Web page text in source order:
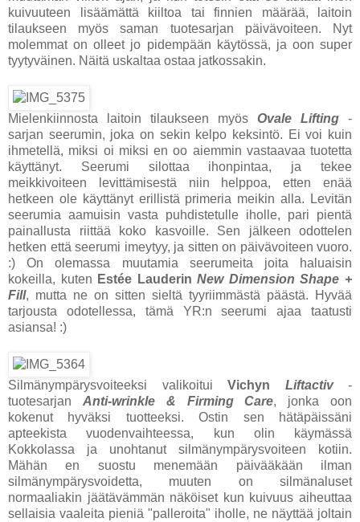
kuivuuteen lisäämättä kiiltoa tai finnien määrää, laitoin
tilaukseen myös saman tuotesarjan päivävoiteen. Nyt
molemmat on olleet jo pidempään käytössä, ja oon super
tyytyväinen. Näitä uskaltaa ostaa jatkossakin.
Mielenkiinnosta laitoin tilaukseen myös Ovale Lifting -
sarjan seerumin, joka on sekin kelpo keksintö. Ei voi kuin
ihmetellä, miksi oi miksi en oo aiemmin vastaavaa tuotetta
käyttänyt. Seerumi silottaa ihonpintaa, ja tekee
meikkivoiteen levittämisestä niin helppoa, etten enää
hetkeen ole käyttänyt erillistä primeria meikin alla. Levitän
seerumia aamuisin vasta puhdistetulle iholle, pari pientä
painallusta riittää koko kasvoille. Sen jälkeen odottelen
hetken että seerumi imeytyy, ja sitten on päivävoiteen vuoro.
:) On olemassa muutamia seerumeita joita haluaisin
kokeilla, kuten Estée LauderinNew Dimension Shape +
Fill, mutta ne on sitten sieltä tyyriimmästä päästä. Hyvää
tarjousta odotellessa, tämä YR:n seerumi ajaa taatusti
asiansa! :)
Silmänympärysvoiteeksi valikoitui Vichyn Liftactiv-
tuotesarjan Anti-wrinkle & Firming Care, jonka oon
kokenut hyväksi tuotteeksi. Ostin sen hätäpäissäni
apteekista vuodenvaihteessa, kun olin käymässä
Kokkolassa ja unohtanut silmänympärysvoiteen kotiin.
Mähän en suostu menemään päivääkään ilman
silmänympärysvoidetta, muuten on silmänaluset
normaaliakin jäätävämmän näköiset kun kuivuus aiheuttaa
sellaisia vaaleita pieniä "palleroita" iholle, ne näyttää joltain